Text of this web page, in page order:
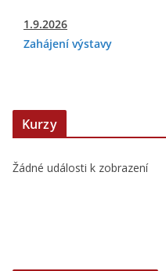
1.9.2026
Zahájení výstavy
Kurzy
Žádné události k zobrazení